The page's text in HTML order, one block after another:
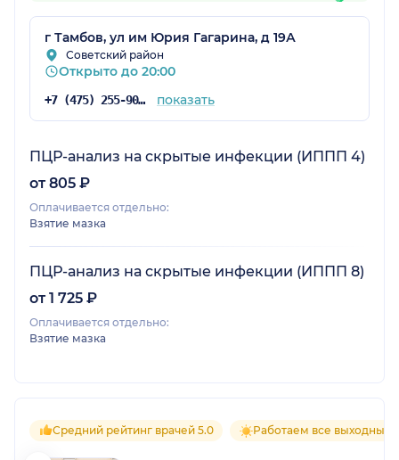
г Тамбов, ул им Юрия Гагарина, д 19А
Советский район
Открыто до 20:00
+7 (475) 255-90-99 показать
ПЦР-анализ на скрытые инфекции (ИППП 4)
от 805 ₽
Оплачивается отдельно:
Взятие мазка
ПЦР-анализ на скрытые инфекции (ИППП 8)
от 1 725 ₽
Оплачивается отдельно:
Взятие мазка
Средний рейтинг врачей 5.0 Работаем все выходные